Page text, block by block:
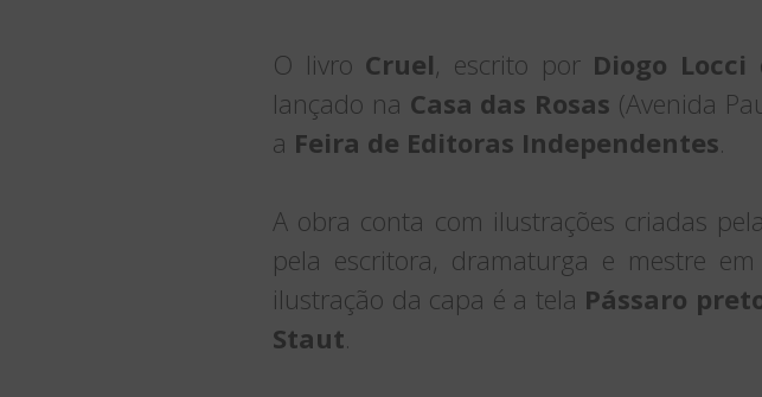
O livro Cruel, escrito por Diogo Locci
lançado na Casa das Rosas (Avenida
a Feira de Editoras Independentes.
A obra conta com ilustrações criadas
pela escritora, dramaturga e mestre
ilustração da capa é a tela Pássaro
Staut.